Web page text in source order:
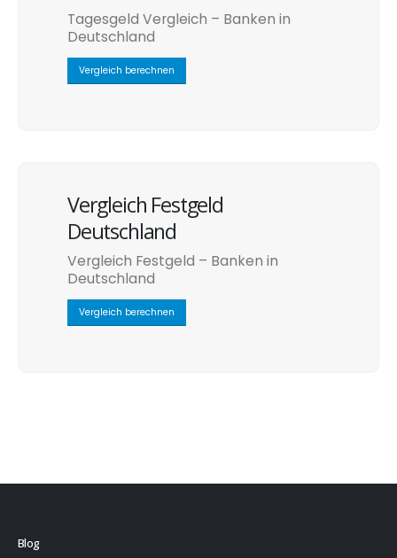
Tagesgeld Vergleich – Banken in
Deutschland
Vergleich berechnen
Vergleich Festgeld
Deutschland
Vergleich Festgeld – Banken in
Deutschland
Vergleich berechnen
Blog